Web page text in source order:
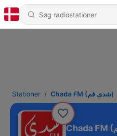
Stationer Chada FM (شدى فم)